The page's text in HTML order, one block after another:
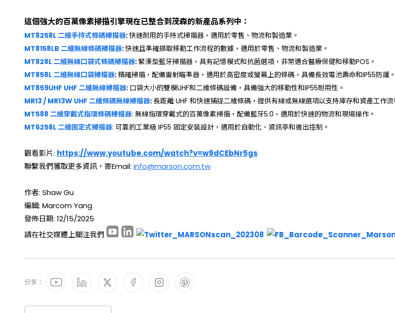
這個強大的百萬像素掃描引擎現在已整合到茂森的新產品系列中：
MT8258L 二維手持式條碼掃描器:快速耐用的手持式掃描器，適用於零售、物流和製造業。
MT8158LB 二維無線條碼掃描器:快速且準確擷取移動工作流程的數據，適用於零售、物流和製造業。
MT828L 二維無線口袋式條碼掃描器:緊湊型藍牙掃描器，具有記憶模式和抗菌選項，非常適合醫療保健和移動POS。
MT858L 二維無線口袋掃描器:精確掃描，配備雷射瞄準器，適用於高密度或螢幕上的條碼，具備長效電池壽命和IP55防護。
MT859UHF UHF 二維無線掃描器: 口袋大小的雙模UHF和二維條碼設備，具備強大的移動性和IP55耐用性。
MR13 / MR13W UHF 二維條碼無線掃描器:長距離 UHF 和快速捕捉二維條碼，提供有線或無線選項以支持庫存和資產工作流
MT588 二維穿戴式指環條碼掃描器: 無線指環穿戴式的百萬像素掃描，配備藍牙5.0，適用於快速的物流和現場操作。
MT6258L 二維固定式掃描器: 可靠的工業級 IP55 固定安裝設計，適用於自動化、資訊亭和進出控制。
觀看影片: https://www.youtube.com/watch?v=w9dCEbNr5gs
聯繫我們獲取更多資訊，寄Email: info@marson.com.tw
作者: Shaw Gu
編輯: Marcom Yang
發佈日期: 12/15/2025
請在社交媒體上關注我們
分享：